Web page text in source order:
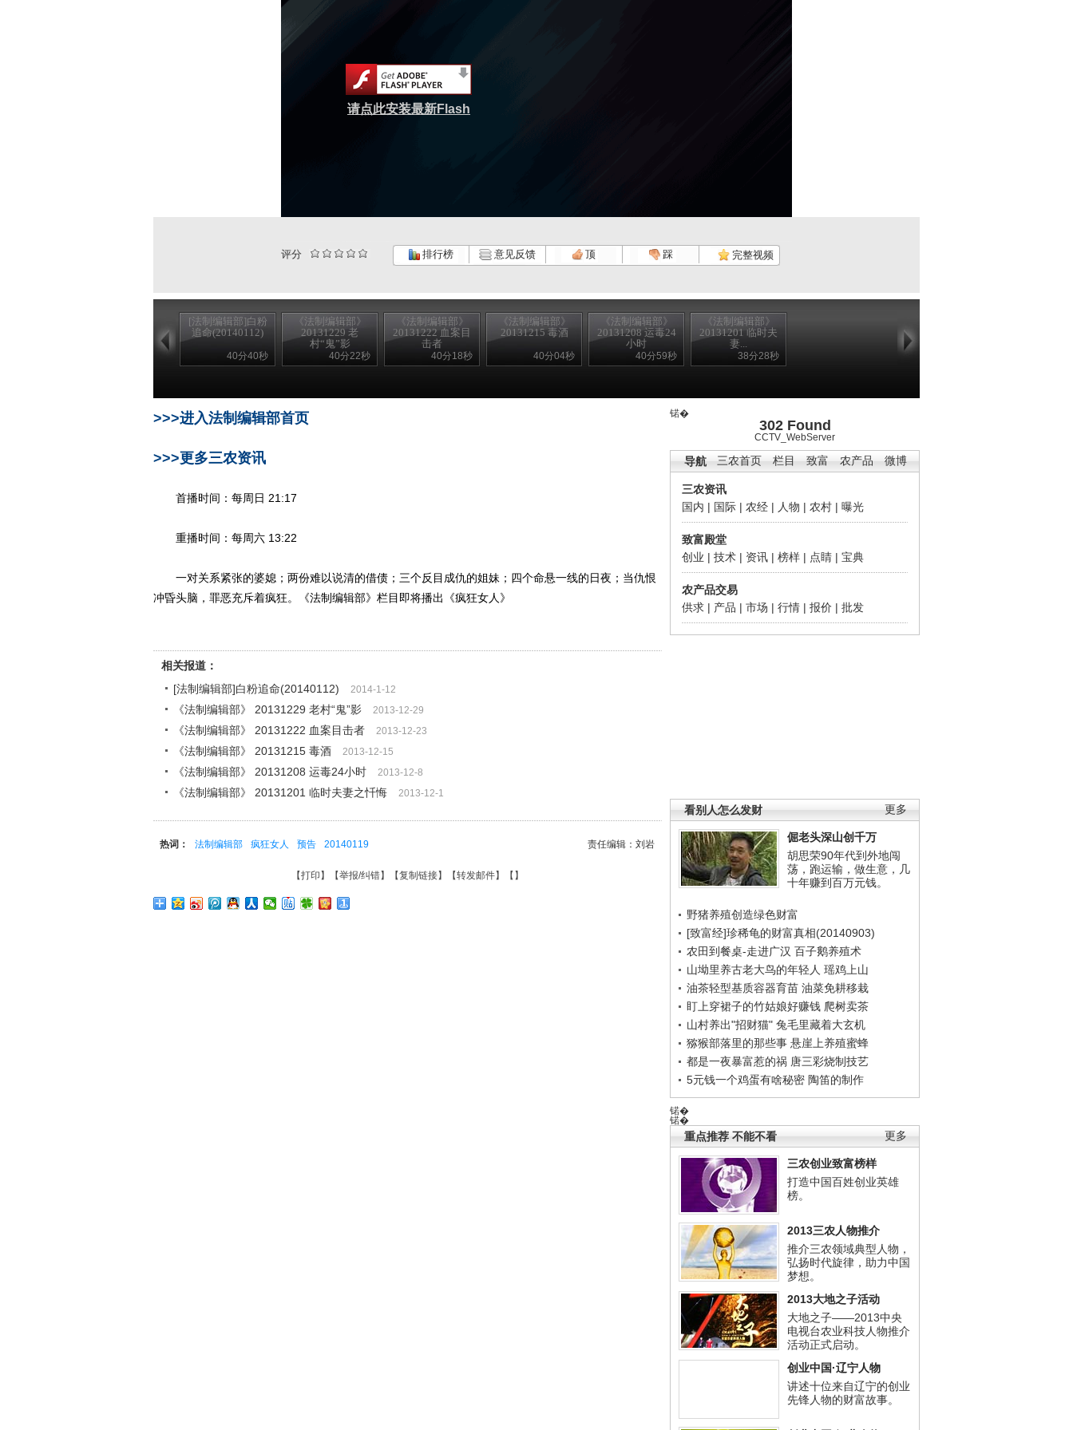
请点此安装最新Flash
评分 排行榜 意见反馈 顶 踩 完整视频
[法制编辑部]白粉
追命(20140112)
40分40秒
《法制编辑部》
20131229 老
村“鬼”影
40分22秒
《法制编辑部》
20131222 血案目
击者
40分18秒
《法制编辑部》
20131215 毒酒
40分04秒
《法制编辑部》
20131208 运毒24
小时
40分59秒
《法制编辑部》
20131201 临时夫
妻...
38分28秒
锘�
302 Found
CCTV_WebServer
三农首页 栏目 致富 农产品 微博
导航
三农资讯
国内 | 国际 | 农经 | 人物 | 农村 | 曝光
致富殿堂
创业 | 技术 | 资讯 | 榜样 | 点睛 | 宝典
农产品交易
供求 | 产品 | 市场 | 行情 | 报价 | 批发
更多
看别人怎么发财
倔老头深山创千万
胡思荣90年代到外地闯
荡，跑运输，做生意，几
十年赚到百万元钱。
野猪养殖创造绿色财富
[致富经]珍稀龟的财富真相(20140903)
农田到餐桌-走进广汉 百子鹅养殖术
山坳里养古老大鸟的年轻人 瑶鸡上山
油茶轻型基质容器育苗 油菜免耕移栽
盯上穿裙子的竹姑娘好赚钱 爬树卖茶
山村养出"招财猫" 兔毛里藏着大玄机
猕猴部落里的那些事 悬崖上养殖蜜蜂
都是一夜暴富惹的祸 唐三彩烧制技艺
5元钱一个鸡蛋有啥秘密 陶笛的制作
锘�
锘�
更多
重点推荐 不能不看
三农创业致富榜样
打造中国百姓创业英雄
榜。
2013三农人物推介
推介三农领域典型人物，
弘扬时代旋律，助力中国
梦想。
2013大地之子活动
大地之子——2013中央
电视台农业科技人物推介
活动正式启动。
创业中国·辽宁人物
讲述十位来自辽宁的创业
先锋人物的财富故事。
>>>进入法制编辑部首页
>>>更多三农资讯
首播时间：每周日 21:17
重播时间：每周六 13:22
一对关系紧张的婆媳；两份难以说清的借债；三个反目成仇的姐妹；四个命悬一线的日夜；当仇恨
冲昏头脑，罪恶充斥着疯狂。《法制编辑部》栏目即将播出《疯狂女人》
相关报道：
[法制编辑部]白粉追命(20140112)
2014-1-12
《法制编辑部》 20131229 老村“鬼”影 2013-12-29
《法制编辑部》 20131222 血案目击者 2013-12-23
《法制编辑部》 20131215 毒酒 2013-12-15
《法制编辑部》 20131208 运毒24小时 2013-12-8
《法制编辑部》 20131201 临时夫妻之忏悔 2013-12-1
责任编辑：刘岩
热词： 法制编辑部 疯狂女人 预告 20140119
【打印 】【举报/纠错】【复制链接】【转发邮件】【 】